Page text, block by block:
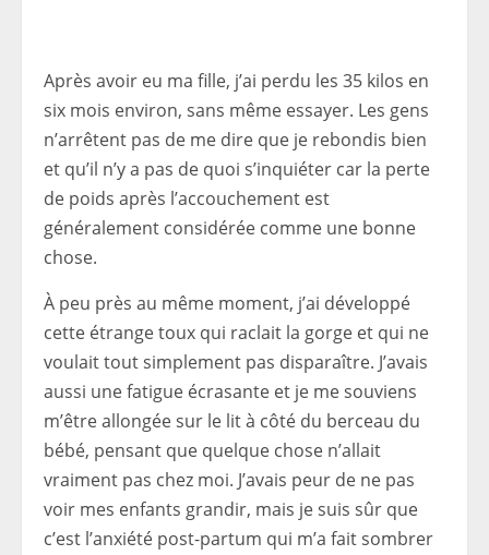
Après avoir eu ma fille, j’ai perdu les 35 kilos en
six mois environ, sans même essayer. Les gens
n’arrêtent pas de me dire que je rebondis bien
et qu’il n’y a pas de quoi s’inquiéter car la perte
de poids après l’accouchement est
généralement considérée comme une bonne
chose.
À peu près au même moment, j’ai développé
cette étrange toux qui raclait la gorge et qui ne
voulait tout simplement pas disparaître. J’avais
aussi une fatigue écrasante et je me souviens
m’être allongée sur le lit à côté du berceau du
bébé, pensant que quelque chose n’allait
vraiment pas chez moi. J’avais peur de ne pas
voir mes enfants grandir, mais je suis sûr que
c’est l’anxiété post-partum qui m’a fait sombrer